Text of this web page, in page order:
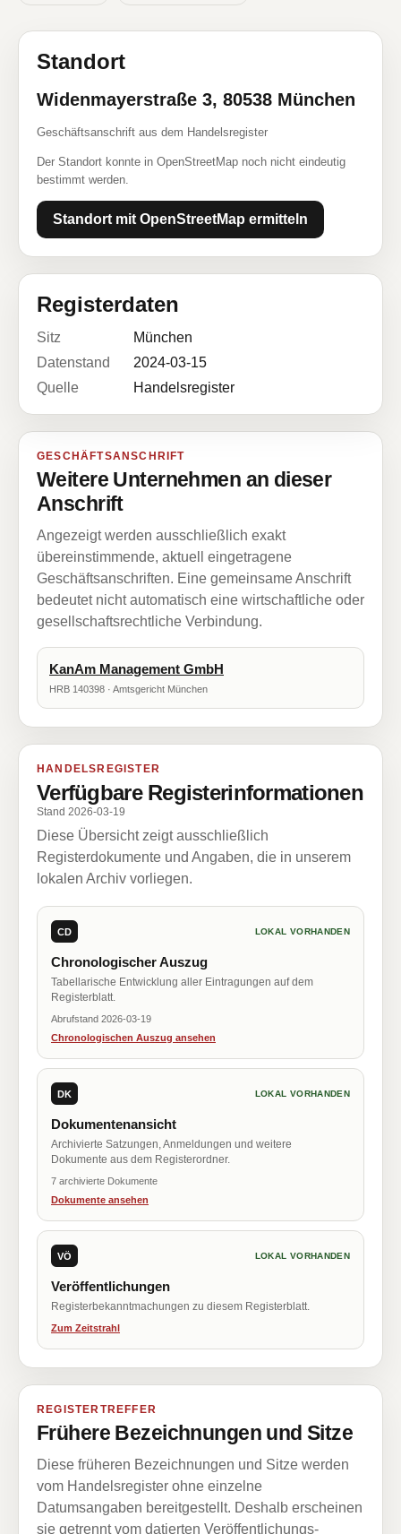
Standort
Widenmayerstraße 3, 80538 München
Geschäftsanschrift aus dem Handelsregister
Der Standort konnte in OpenStreetMap noch nicht eindeutig
bestimmt werden.
Standort mit OpenStreetMap ermitteln
Registerdaten
Sitz
München
Datenstand
2024-03-15
Quelle
Handelsregister
GESCHÄFTSANSCHRIFT
Weitere Unternehmen an dieser
Anschrift
Angezeigt werden ausschließlich exakt
übereinstimmende, aktuell eingetragene
Geschäftsanschriften. Eine gemeinsame Anschrift
bedeutet nicht automatisch eine wirtschaftliche oder
gesellschaftsrechtliche Verbindung.
KanAm Management GmbH
HRB 140398 · Amtsgericht München
HANDELSREGISTER
Verfügbare Registerinformationen
Stand 2026-03-19
Diese Übersicht zeigt ausschließlich
Registerdokumente und Angaben, die in unserem
lokalen Archiv vorliegen.
CD LOKAL VORHANDEN
Chronologischer Auszug
Tabellarische Entwicklung aller Eintragungen auf dem
Registerblatt.
Abrufstand 2026-03-19
Chronologischen Auszug ansehen
DK LOKAL VORHANDEN
Dokumentenansicht
Archivierte Satzungen, Anmeldungen und weitere
Dokumente aus dem Registerordner.
7 archivierte Dokumente
Dokumente ansehen
VÖ LOKAL VORHANDEN
Veröffentlichungen
Registerbekanntmachungen zu diesem Registerblatt.
Zum Zeitstrahl
REGISTERTREFFER
Frühere Bezeichnungen und Sitze
Diese früheren Bezeichnungen und Sitze werden
vom Handelsregister ohne einzelne
Datumsangaben bereitgestellt. Deshalb erscheinen
sie getrennt vom datierten Veröffentlichungs-